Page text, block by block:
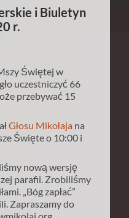
i Biuletyn
r.
Świętej w
uczestniczyć 66
przebywać 15
Głosu Mikołaja na
Święte o 10:00 i
nową wersję
parafii. Zrobiliśmy
„Bóg zapłać”
Zapraszamy do